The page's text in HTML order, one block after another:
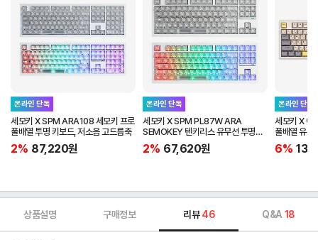
온라인 단독
세모키 X SPM ARA108 세모키 프로
풀배열 투명 키보드, 저소음 고드름축
2% 87,220원
온라인 단독
세모키 X SPM PL87W ARA
SEMOKEY 텐키리스 유무선 투명
키캡 기계식 키보드, 저소음 고드름
택타일
2% 67,620원
온라인 단독
세모키 X 에
풀배열 유무
리니어 스위
6%
상품설명 구매정보 리뷰 46 Q&A 18